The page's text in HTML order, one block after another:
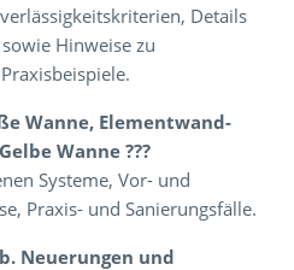
Details
Hinweise zu
Wanne, Elementwand-
Wanne ???
Systeme, Vor- und
Praxis- und Sanierungsfälle.
Neuerungen und